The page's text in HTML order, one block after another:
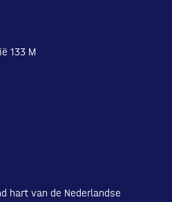
133 M
hart van de Nederlandse